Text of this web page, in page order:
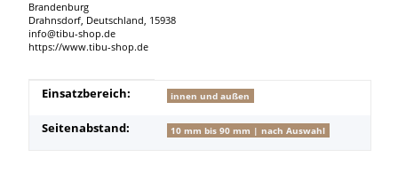
Brandenburg
Drahnsdorf, Deutschland, 15938
info@tibu-shop.de
https://www.tibu-shop.de
Produkteigenschaft
Wert
Einsatzbereich: innen und außen
Seitenabstand: 10 mm bis 90 mm | nach Auswahl